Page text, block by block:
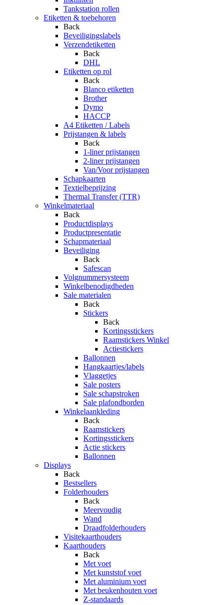
Tankstation rollen
Etiketten & toebehoren
Back
Beveiligingslabels
Verzendetiketten
Back
DHL
Etiketten op rol
Back
Blanco etiketten
Brother
Dymo
HACCP
A4 Etiketten / Labels
Prijstangen & labels
Back
1-liner prijstangen
2-liner prijstangen
Van/Voor prijstangen
Schapkaarten
Textielbeprijzing
Thermal Transfer (TTR)
Winkelmateriaal
Back
Productdisplays
Productpresentatie
Schapmateriaal
Beveiliging
Back
Safescan
Volgnummersysteem
Winkelbenodigdheden
Sale materialen
Back
Stickers
Back
Kortingsstickers
Raamstickers Winkel
Actiestickers
Ballonnen
Hangkaartjes/labels
Vlaggetjes
Sale posters
Sale schapstroken
Sale plafondborden
Winkelaankleding
Back
Raamstickers
Kortingsstickers
Actie stickers
Ballonnen
Displays
Back
Bestsellers
Folderhouders
Back
Meervoudig
Wand
Draadfolderhouders
Visitekaarthouders
Kaarthouders
Back
Met voet
Met kunststof voet
Met aluminium voet
Met beukenhouten voet
Z-standaards